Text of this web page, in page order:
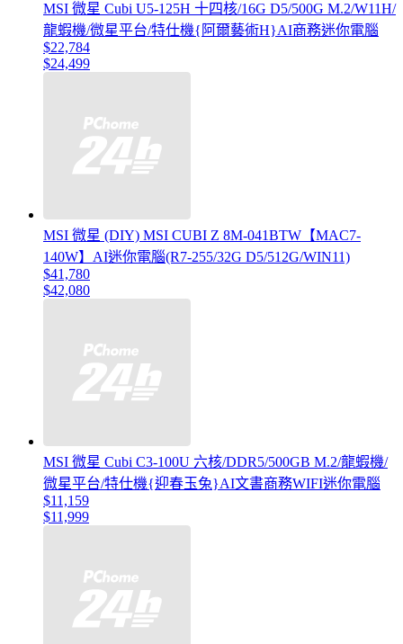
MSI 微星 Cubi U5-125H 十四核/16G D5/500G M.2/W11H/
龍蝦機/微星平台/特仕機{阿爾藝術H}AI商務迷你電腦
$22,784
$24,499
MSI 微星 (DIY) MSI CUBI Z 8M-041BTW【MAC7-
140W】AI迷你電腦(R7-255/32G D5/512G/WIN11)
$41,780
$42,080
MSI 微星 Cubi C3-100U 六核/DDR5/500GB M.2/龍蝦機/
微星平台/特仕機{迎春玉兔}AI文書商務WIFI迷你電腦
$11,159
$11,999